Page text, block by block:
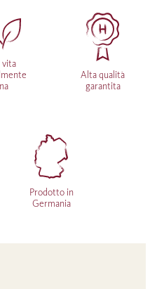
vita
Alta qualità
garantita
Prodotto in
Germania